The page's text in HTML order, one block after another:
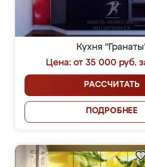
Кухня
Цена: от 35 000 руб.
РАССЧИТАТЬ
ПОДРОБНЕЕ